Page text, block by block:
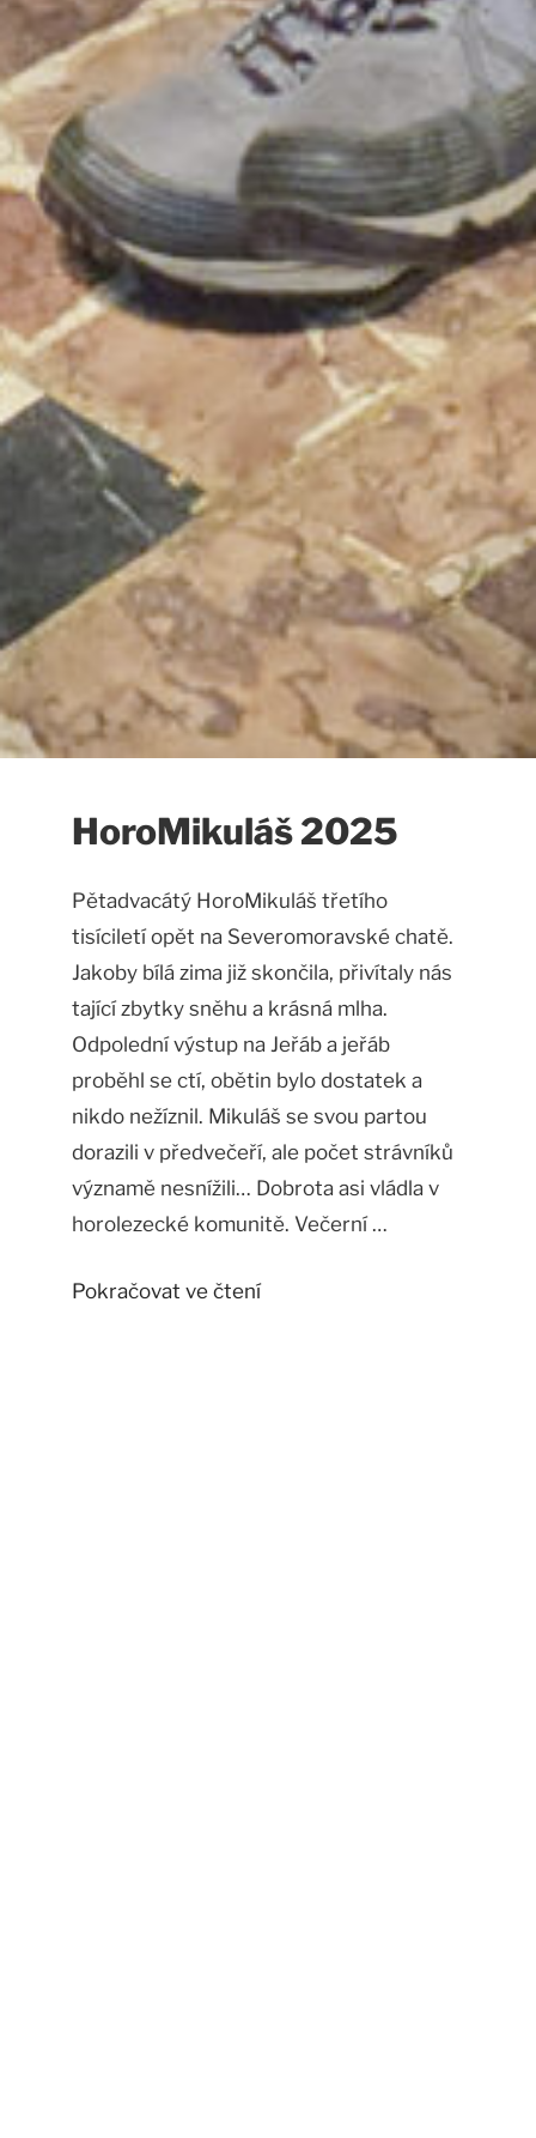
HoroMikuláš 2025
Pětadvacátý HoroMikuláš třetího
tisíciletí opět na Severomoravské chatě.
Jakoby bílá zima již skončila, přivítaly nás
tající zbytky sněhu a krásná mlha.
Odpolední výstup na Jeřáb a jeřáb
proběhl se ctí, obětin bylo dostatek a
nikdo nežíznil. Mikuláš se svou partou
dorazili v předvečeří, ale počet strávníků
významě nesnížili… Dobrota asi vládla v
horolezecké komunitě. Večerní …
Pokračovat ve čtení"HoroMikuláš